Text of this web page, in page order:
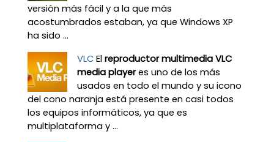
versión más fácil y a la que más
acostumbrados estaban, ya que Windows XP
ha sido ...
VLC El reproductor multimedia VLC
media playeres uno de los más
usados en todo el mundo y su icono
del cono naranja está presente en casi todos
los equipos informáticos, ya que es
multiplataforma y ...